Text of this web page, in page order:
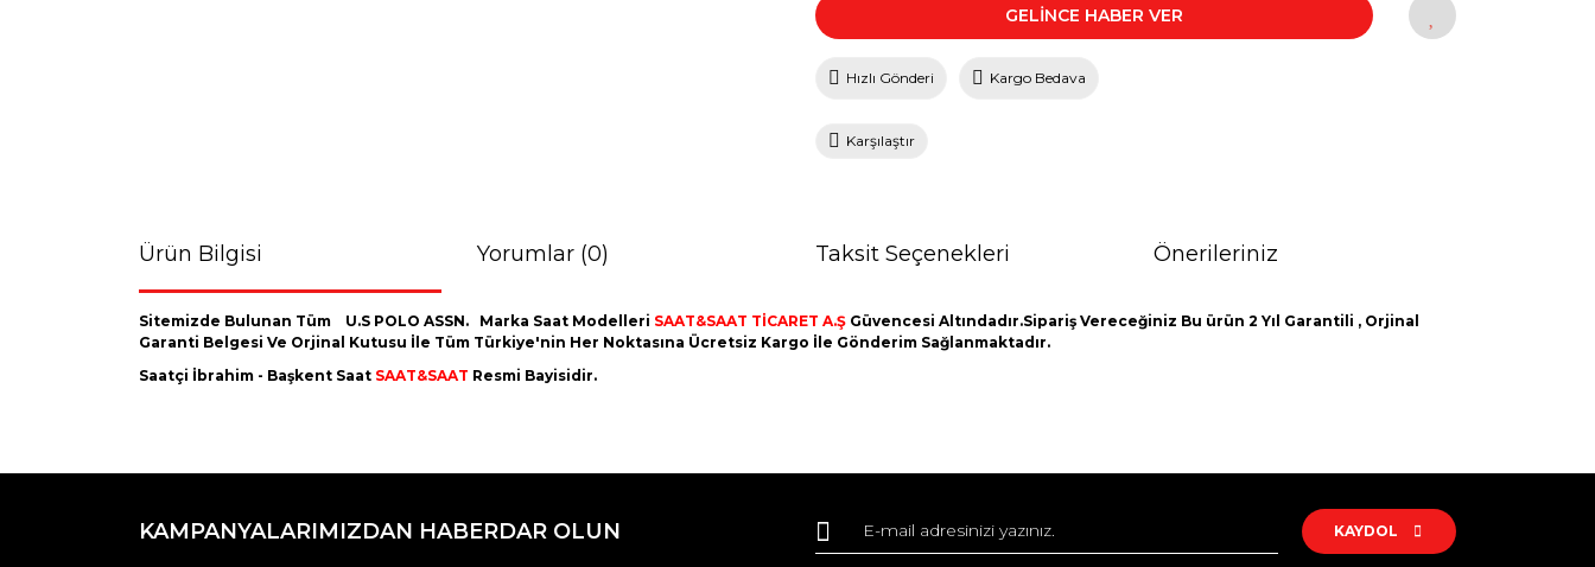
GELİNCE HABER VER
Hızlı Gönderi Kargo Bedava
Karşılaştır
Ürün Bilgisi Yorumlar (0) Taksit Seçenekleri Önerileriniz
Sitemizde Bulunan Tüm U.S POLO ASSN. Marka Saat Modelleri SAAT&SAAT TİCARET A.Ş Güvencesi Altındadır.Sipariş Vereceğiniz Bu ürün 2 Yıl Garantili , Orjinal
Garanti Belgesi Ve Orjinal Kutusu İle Tüm Türkiye'nin Her Noktasına Ücretsiz Kargo İle Gönderim Sağlanmaktadır.
Saatçi İbrahim - Başkent Saat SAAT&SAAT Resmi Bayisidir.
Yorum Yaz
Görüş ve önerileriniz için teşekkür ederiz.
Ürün resmi kalitesiz, bozuk veya görüntülenemiyor.
KAMPANYALARIMIZDAN HABERDAR OLUN KAYDOL